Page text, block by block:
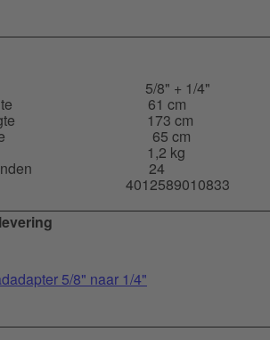
5/8" + 1/4"
61 cm
173 cm
65 cm
1,2 kg
24
4012589010833
5/8" naar 1/4"